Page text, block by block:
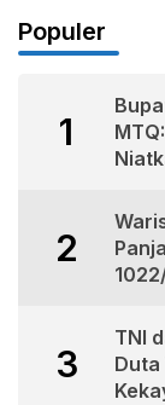
Populer
1
2
3
TNI
Duta